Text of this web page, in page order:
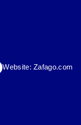
Website:Zafago.com